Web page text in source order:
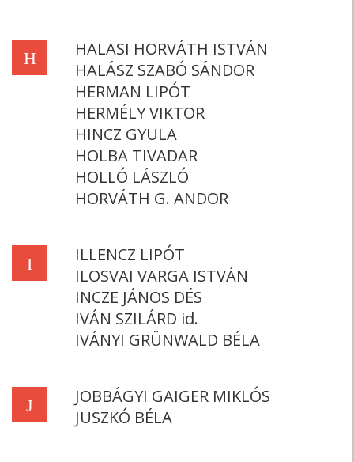
H
HALASI HORVÁTH ISTVÁN
HALÁSZ SZABÓ SÁNDOR
HERMAN LIPÓT
HERMÉLY VIKTOR
HINCZ GYULA
HOLBA TIVADAR
HOLLÓ LÁSZLÓ
HORVÁTH G. ANDOR
I
ILLENCZ LIPÓT
ILOSVAI VARGA ISTVÁN
INCZE JÁNOS DÉS
IVÁN SZILÁRD id.
IVÁNYI GRÜNWALD BÉLA
J
JOBBÁGYI GAIGER MIKLÓS
JUSZKÓ BÉLA